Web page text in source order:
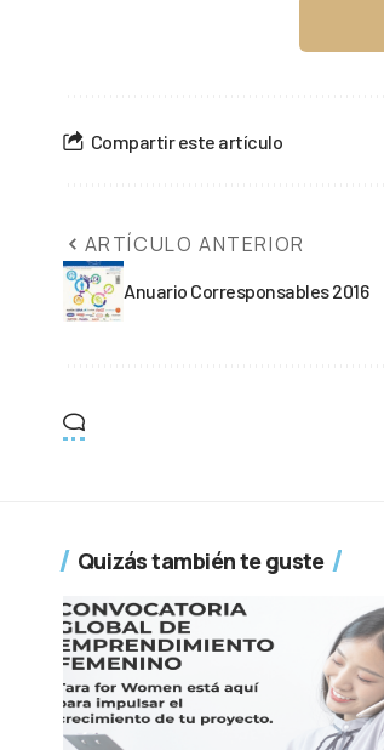
Compartir este artículo
ARTÍCULO ANTERIOR
Anuario Corresponsables 2016
Quizás también te guste